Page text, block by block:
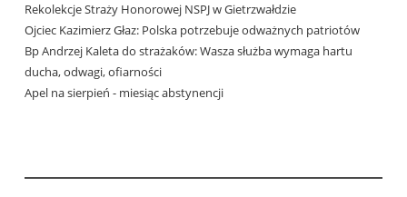
Rekolekcje Straży Honorowej NSPJ w Gietrzwałdzie
Ojciec Kazimierz Głaz: Polska potrzebuje odważnych patriotów
Bp Andrzej Kaleta do strażaków: Wasza służba wymaga hartu
ducha, odwagi, ofiarności
Apel na sierpień - miesiąc abstynencji